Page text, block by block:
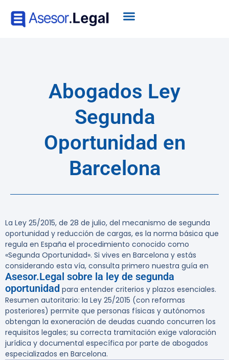
Abogados Ley
Segunda
Oportunidad en
Barcelona
La Ley 25/2015, de 28 de julio, del mecanismo de segunda
oportunidad y reducción de cargas, es la norma básica que
regula en España el procedimiento conocido como
«Segunda Oportunidad». Si vives en Barcelona y estás
considerando esta vía, consulta primero nuestra guía en
Asesor.Legal sobre la ley de segunda
oportunidad para entender criterios y plazos esenciales.
Resumen autoritario: la Ley 25/2015 (con reformas
posteriores) permite que personas físicas y autónomos
obtengan la exoneración de deudas cuando concurren los
requisitos legales; su correcta tramitación exige valoración
jurídica y documental específica por parte de abogados
especializados en Barcelona.